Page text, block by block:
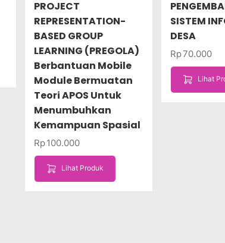
PROJECT
REPRESENTATION-
BASED GROUP
LEARNING (PREGOLA)
Berbantuan Mobile
Module Bermuatan
Teori APOS Untuk
Menumbuhkan
Kemampuan Spasial
Rp100.000
Lihat Produk
SISTEM
DESA
Rp70.000
Lihat